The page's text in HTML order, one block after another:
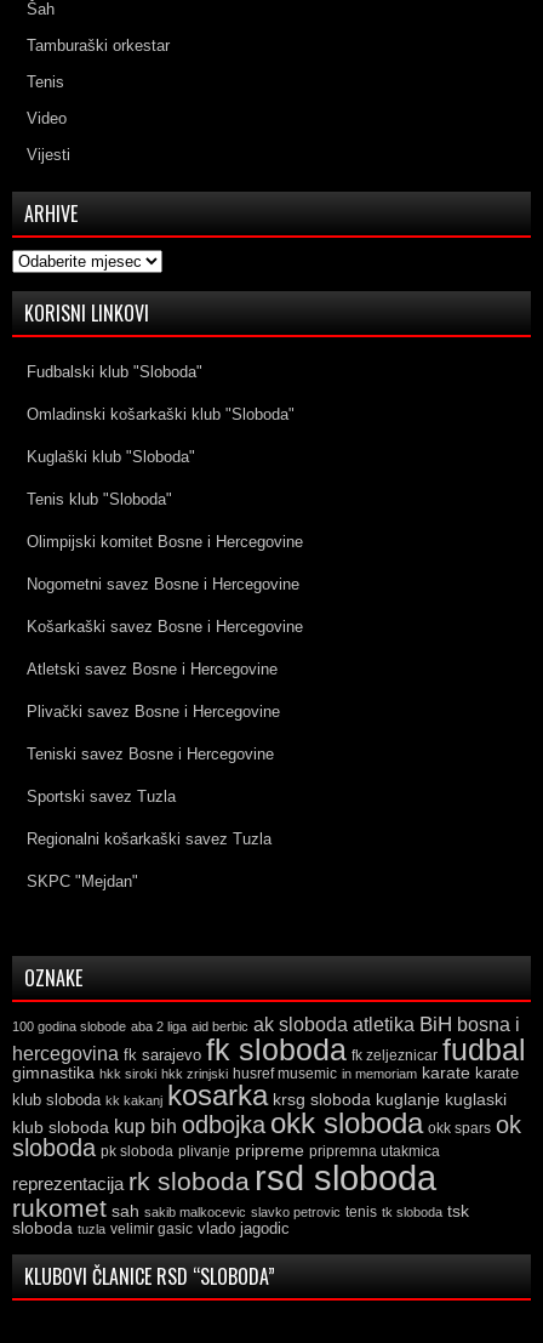
Šah
Tamburaški orkestar
Tenis
Video
Vijesti
ARHIVE
Arhive
KORISNI LINKOVI
Fudbalski klub "Sloboda"
Omladinski košarkaški klub "Sloboda"
Kuglaški klub "Sloboda"
Tenis klub "Sloboda"
Olimpijski komitet Bosne i Hercegovine
Nogometni savez Bosne i Hercegovine
Košarkaški savez Bosne i Hercegovine
Atletski savez Bosne i Hercegovine
Plivački savez Bosne i Hercegovine
Teniski savez Bosne i Hercegovine
Sportski savez Tuzla
Regionalni košarkaški savez Tuzla
SKPC "Mejdan"
OZNAKE
100 godina slobode aba 2 liga aid berbic ak sloboda atletika BiH bosna i
hercegovina fk sarajevo fk sloboda fk zeljeznicar fudbal
gimnastika hkk siroki hkk zrinjski husref musemic in memoriam karate karate
klub sloboda kk kakanj kosarka krsg sloboda kuglanje kuglaski
klub sloboda kup bih odbojka okk sloboda okk spars ok
sloboda pk sloboda plivanje pripreme pripremna utakmica
reprezentacija rk sloboda rsd sloboda
rukomet sah sakib malkocevic slavko petrovic tenis tk sloboda tsk
sloboda tuzla velimir gasic vlado jagodic
KLUBOVI ČLANICE RSD “SLOBODA”